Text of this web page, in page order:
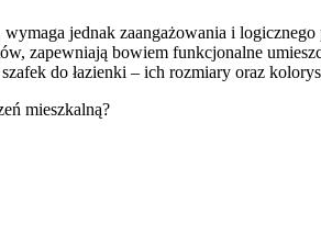
jednak zaangażowania i
zapewniają bowiem funkcjonalne
do łazienki – ich rozmiary oraz